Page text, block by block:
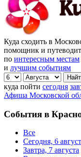
Куда сходить в
помощник и
по интересным местам
и лучшим событиям
куда пойти сегодня
Афиша Московской
События в
Все
Сегодня, 6
Завтра, 7 августа